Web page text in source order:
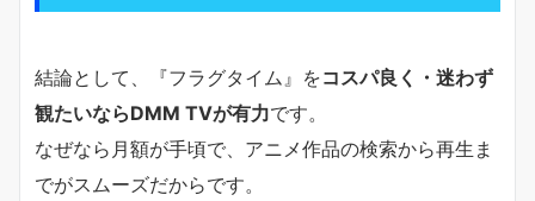
結論として、『フラグタイム』をコスパ良く・迷わず
観たいならDMM TVが有力です。
なぜなら月額が手頃で、アニメ作品の検索から再生ま
でがスムーズだからです。